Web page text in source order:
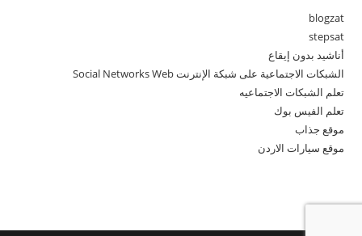
blogzat
stepsat
أناشيد بدون إيقاع
الشبكات الاجتماعية على شبكة الإنترنت Social Networks Web
تعلم الشبكات الاجتماعيه
تعلم الفيس بوك
موقع جذاب
موقع سيارات الاردن